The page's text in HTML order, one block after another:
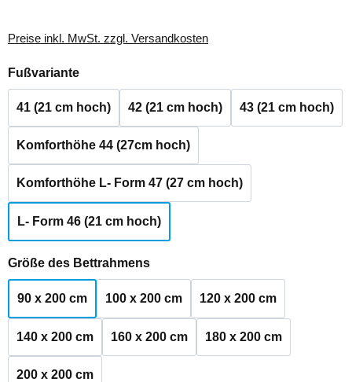
Preise inkl. MwSt. zzgl. Versandkosten
Fußvarianteauswählen
41 (21 cm hoch) 42 (21 cm hoch) 43 (21 cm hoch)
Komforthöhe 44 (27cm hoch)
Komforthöhe L- Form 47 (27 cm hoch)
L- Form 46 (21 cm hoch)
Größe des Bettrahmensauswählen
90 x 200 cm 100 x 200 cm 120 x 200 cm
140 x 200 cm 160 x 200 cm 180 x 200 cm
200 x 200 cm